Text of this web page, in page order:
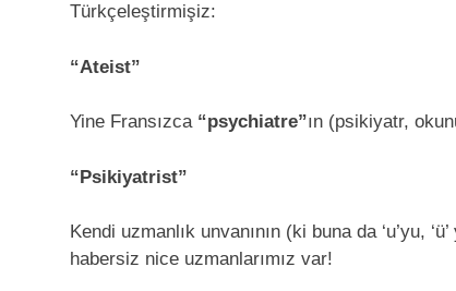
Türkçeleştirmişiz:
“Ateist”
Yine Fransızca “psychiatre”ın (psikiyatr,
“Psikiyatrist”
Kendi uzmanlık unvanının (ki buna da ‘u’yu,
habersiz nice uzmanlarımız var!